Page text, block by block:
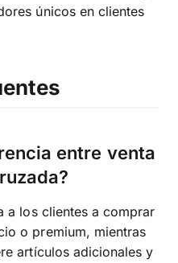
únicos en clientes
entre venta
a los clientes a comprar
o premium, mientras
artículos adicionales y